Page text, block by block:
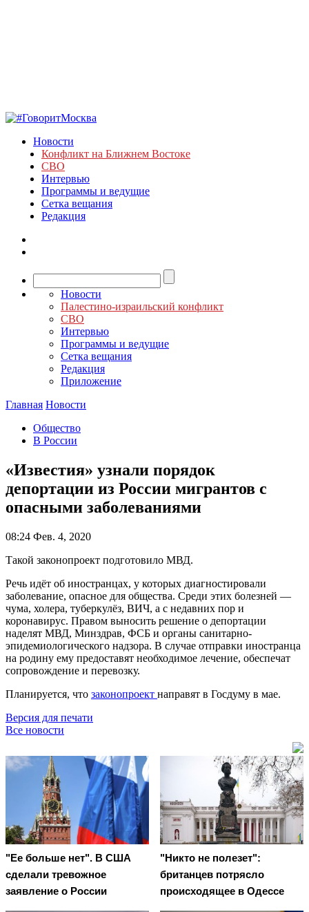
Новости
Конфликт на Ближнем Востоке
СВО
Интервью
Программы и ведущие
Сетка вещания
Редакция
Новости
Палестино-израильский конфликт
СВО
Интервью
Программы и ведущие
Сетка вещания
Редакция
Приложение
Главная Новости
Общество
В России
«Известия» узнали порядок
депортации из России мигрантов с
опасными заболеваниями
08:24 Фев. 4, 2020
Такой законопроект подготовило МВД.
Речь идёт об иностранцах, у которых диагностировали
заболевание, опасное для общества. Среди этих болезней —
чума, холера, туберкулёз, ВИЧ, а с недавних пор и
коронавирус. Правом выносить решение о депортации
наделят МВД, Минздрав, ФСБ и органы санитарно-
эпидемиологического надзора. В случае отправки иностранца
на родину ему предоставят необходимое лечение, обеспечат
сопровождение и перевозку.
Планируется, что законопроект направят в Госдуму в мае.
Версия для печати
Все новости
"Ее больше нет". В США
сделали тревожное
заявление о России
"Никто не полезет":
британцев потрясло
происходящее в Одессе